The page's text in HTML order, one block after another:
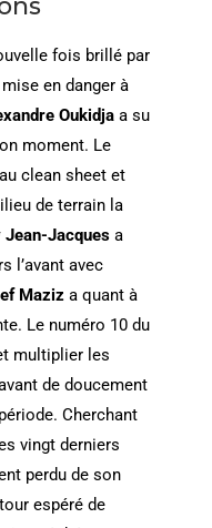
fois brillé par
en danger à
Oukidja a su
moment. Le
clean sheet et
de terrain la
Jacquesa
l’avant avec
Maziz a quant à
Le numéro 10 du
multiplier les
de doucement
Cherchant
vingt derniers
perdu de son
espéré de